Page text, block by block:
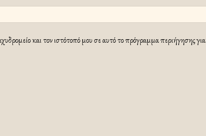
και τον ιστότοπό μου σε αυτό το πρόγραμμα περιήγησης για